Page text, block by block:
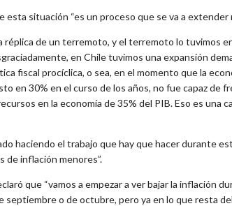
esta situación “es un proceso que se va a extender
réplica de un terremoto, y el terremoto lo tuvimos
en Chile tuvimos una expansión
fiscal procíclica, o sea, en el momento que la
en 30% en el curso de los años, no fue capaz de
en la economía de 35% del PIB. Eso es una
haciendo el trabajo que hay que hacer durante
de inflación menores”.
que “vamos a empezar a ver bajar la inflación
septiembre o de octubre, pero ya en lo que resta